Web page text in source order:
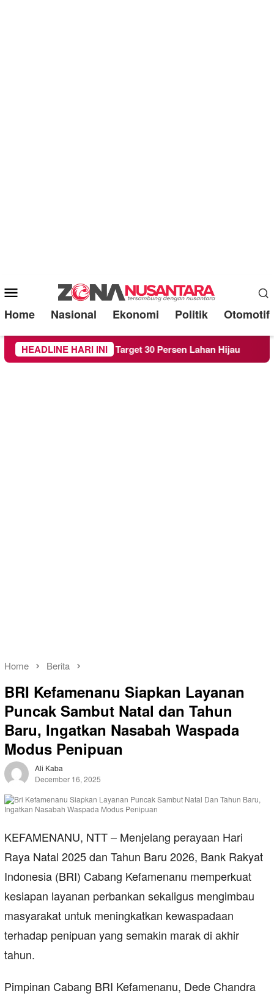
Mobile
Menu
Home Nasional Ekonomi Politik Otomotif
HEADLINE HARI INI
RTH demi Target 30 Persen Lahan Hijau Beredar
Home Berita
BRI Kefamenanu Siapkan Layanan
Puncak Sambut Natal dan Tahun
Baru, Ingatkan Nasabah Waspada
Modus Penipuan
Ali Kaba
December 16, 2025
KEFAMENANU, NTT – Menjelang perayaan Hari
Raya Natal 2025 dan Tahun Baru 2026, Bank Rakyat
Indonesia (BRI) Cabang Kefamenanu memperkuat
kesiapan layanan perbankan sekaligus mengimbau
masyarakat untuk meningkatkan kewaspadaan
terhadap penipuan yang semakin marak di akhir
tahun.
Pimpinan Cabang BRI Kefamenanu, Dede Chandra